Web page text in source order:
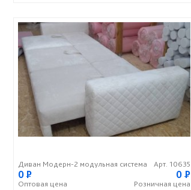
Диван Модерн-2 модульная система Арт. 10635
0P
Оптовая цена
0 P
Розничная цена